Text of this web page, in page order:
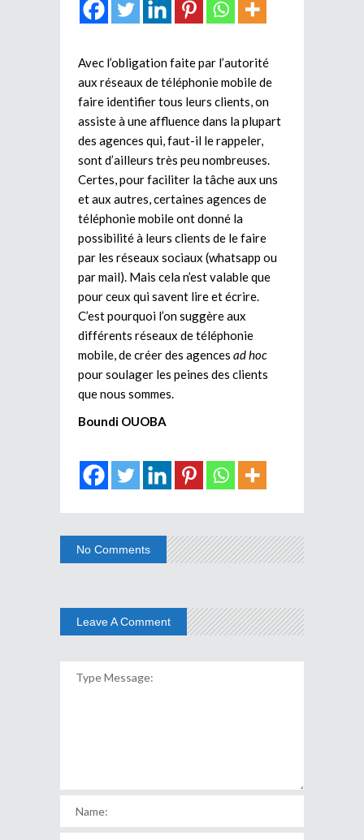
Avec l’obligation faite par l’autorité
aux réseaux de téléphonie mobile de
faire identifier tous leurs clients, on
assiste à une affluence dans la plupart
des agences qui, faut-il le rappeler,
sont d’ailleurs très peu nombreuses.
Certes, pour faciliter la tâche aux uns
et aux autres, certaines agences de
téléphonie mobile ont donné la
possibilité à leurs clients de le faire
par les réseaux sociaux (whatsapp ou
par mail). Mais cela n’est valable que
pour ceux qui savent lire et écrire.
C’est pourquoi l’on suggère aux
différents réseaux de téléphonie
mobile, de créer des agences ad hoc
pour soulager les peines des clients
que nous sommes.
Boundi OUOBA
No Comments
Leave A Comment